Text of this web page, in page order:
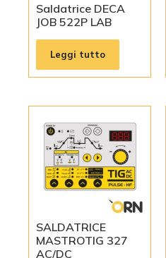
Saldatrice DECA
JOB 522P LAB
Leggi tutto
SALDATRICE
MASTROTIG 327
AC/DC